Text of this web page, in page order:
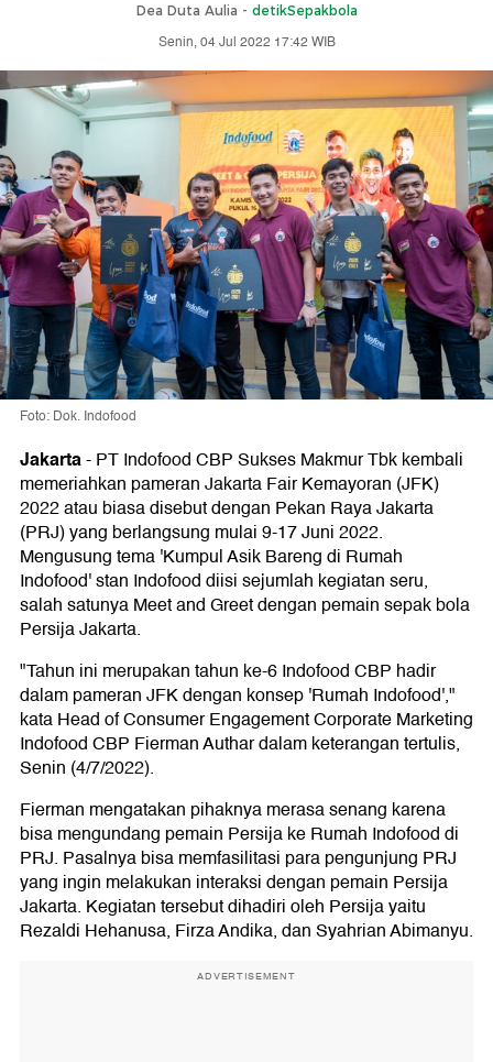
Dea Duta Aulia - detikSepakbola
Senin, 04 Jul 2022 17:42 WIB
Foto: Dok. Indofood
Jakarta-PT Indofood CBP Sukses Makmur Tbk kembali
memeriahkan pameran Jakarta Fair Kemayoran (JFK)
2022 atau biasa disebut dengan Pekan Raya Jakarta
(PRJ) yang berlangsung mulai 9-17 Juni 2022.
Mengusung tema 'Kumpul Asik Bareng di Rumah
Indofood' stan Indofood diisi sejumlah kegiatan seru,
salah satunya Meet and Greet dengan pemain sepak bola
Persija Jakarta.
"Tahun ini merupakan tahun ke-6 Indofood CBP hadir
dalam pameran JFK dengan konsep 'Rumah Indofood',"
kata Head of Consumer Engagement Corporate Marketing
Indofood CBP Fierman Authar dalam keterangan tertulis,
Senin (4/7/2022).
Fierman mengatakan pihaknya merasa senang karena
bisa mengundang pemain Persija ke Rumah Indofood di
PRJ. Pasalnya bisa memfasilitasi para pengunjung PRJ
yang ingin melakukan interaksi dengan pemain Persija
Jakarta. Kegiatan tersebut dihadiri oleh Persija yaitu
Rezaldi Hehanusa, Firza Andika, dan Syahrian Abimanyu.
ADVERTISEMENT